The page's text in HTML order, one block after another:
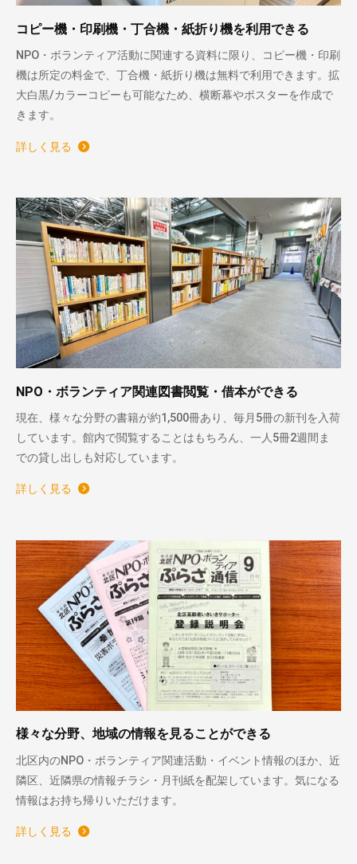
コピー機・印刷機・丁合機・紙折り機を利用できる
NPO・ボランティア活動に関連する資料に限り、コピー機・印刷
機は所定の料金で、丁合機・紙折り機は無料で利用できます。拡
大白黒/カラーコピーも可能なため、横断幕やポスターを作成で
きます。
詳しく見る
NPO・ボランティア関連図書閲覧・借本ができる
現在、様々な分野の書籍が約1,500冊あり、毎月5冊の新刊を入荷
しています。館内で閲覧することはもちろん、一人5冊2週間ま
での貸し出しも対応しています。
詳しく見る
様々な分野、地域の情報を見ることができる
北区内のNPO・ボランティア関連活動・イベント情報のほか、近
隣区、近隣県の情報チラシ・月刊紙を配架しています。気になる
情報はお持ち帰りいただけます。
詳しく見る